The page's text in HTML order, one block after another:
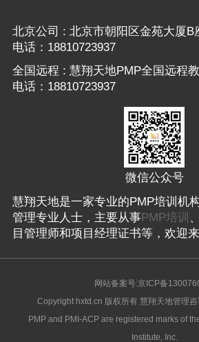
北京公司 : 北京市朝阳区金苑大厦B
电话：18810723937
全国远程 : 慧翔天地PMP全国远程
电话：18810723937
微信公众号
慧翔天地是一家专业的PMP培训机
管理专业人士，主要从事PMP培训
目管理师和项目经理证书等，欢迎来
网站备案号:京ICP备
Copyright hxtd.cn 版权所有 慧翔天地管理
PMP and PMI-ACP are registered marks of
Institute, Inc.